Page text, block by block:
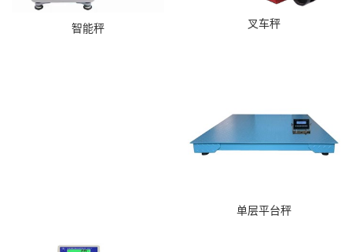
智能秤 叉车秤
单层平台秤